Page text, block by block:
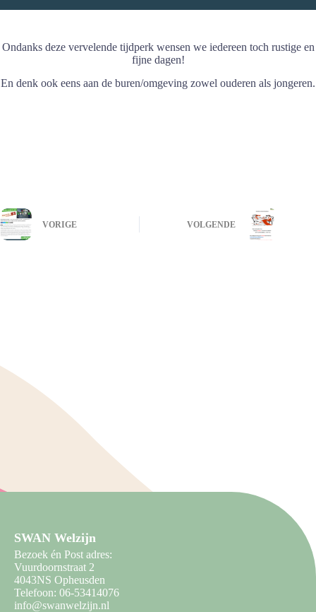
Ondanks deze vervelende tijdperk wensen we iedereen toch rustige en
fijne dagen!
En denk ook eens aan de buren/omgeving zowel ouderen als jongeren.
VORIGE VOLGENDE
SWAN Welzijn
Bezoek én Post adres:
Vuurdoornstraat 2
4043NS Opheusden
Telefoon: 06-53414076
info@swanwelzijn.nl